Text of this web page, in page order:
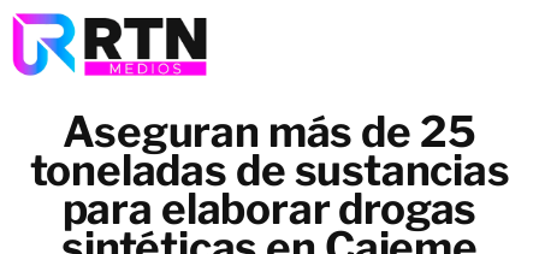
Aseguran más de 25
toneladas de sustancias
para elaborar drogas